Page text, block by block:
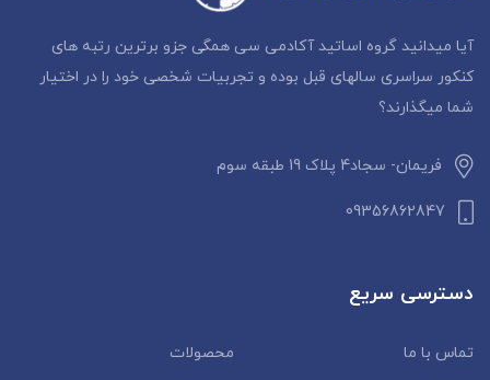
آیا میدانید گروه اساتید آکادمی سی همگی جزو برترین رتبه های
کنکور سراسری سالهای قبل بوده و تجربیات شخصی خود را در اختیار
شما میگذارند؟
فریمان- سجاد4 پلاک 19 طبقه سوم
09356862847
دسترسی سریع
تماس با ما
محصولات